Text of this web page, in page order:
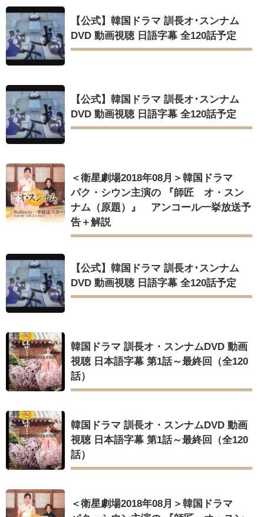
【公式】韓国ドラマ 訓長オ･スンナム
DVD 動画視聴 日語字幕 全120話予定
【公式】韓国ドラマ 訓長オ･スンナム
DVD 動画視聴 日語字幕 全120話予定
＜衛星劇場2018年08月＞韓国ドラマ
パク・シウン主演の 『師匠 オ・スン
ナム（原題）』 アンコール一挙放送予
告＋解説
【公式】韓国ドラマ 訓長オ･スンナム
DVD 動画視聴 日語字幕 全120話予定
韓国ドラマ 訓長オ・スンナムDVD 動画
視聴 日本語字幕 第1話～最終回（全120
話）
韓国ドラマ 訓長オ・スンナムDVD 動画
視聴 日本語字幕 第1話～最終回（全120
話）
＜衛星劇場2018年08月＞韓国ドラマ